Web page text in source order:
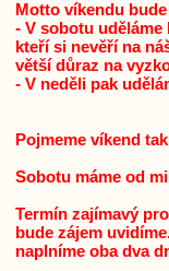
Motto víkendu
- V sobotu
kteří si nevěří na
větší důraz na
- V neděli pak
Pojmeme víkend
Sobotu máme od
Termín zajímavý
bude zájem
naplníme oba dva